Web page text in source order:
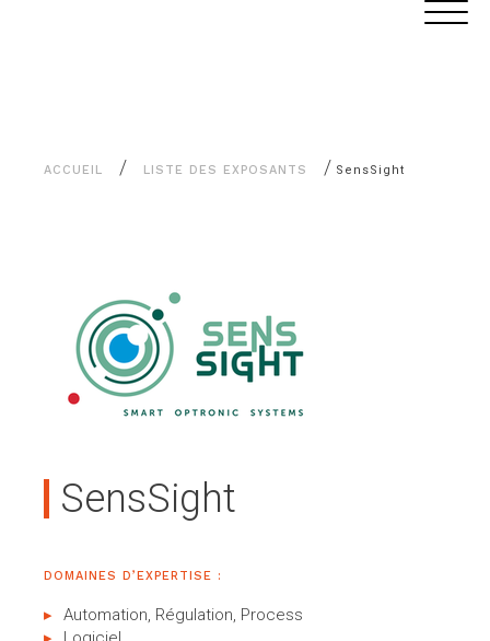
ACCUEIL / LISTE DES EXPOSANTS / SensSight
SensSight
DOMAINES D’EXPERTISE :
Automation, Régulation, Process